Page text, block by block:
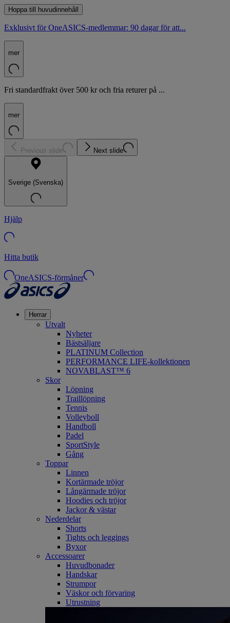
Hoppa till huvudinnehåll
Exklusivt för OneASICS-medlemmar: 90 dagar för att...
mer
Fri standardfrakt över 500 kr och fria returer på ...
mer
Previous slide Next slide
Sverige (Svenska)
Hjälp
Hitta butik
OneASICS-förmåner
Herrar
Utvalt
Nyheter
Bästsäljare
PLATINUM Collection
PERFORMANCE LIFE-kollektionen
NOVABLAST™ 6
Skor
Löpning
Traillöpning
Tennis
Volleyboll
Handboll
Padel
SportStyle
Gång
Toppar
Linnen
Kortärmade tröjor
Långärmade tröjor
Hoodies och tröjor
Jackor & västar
Nederdelar
Shorts
Tights och leggings
Byxor
Accessoarer
Huvudbonader
Handskar
Strumpor
Väskor och förvaring
Utrustning